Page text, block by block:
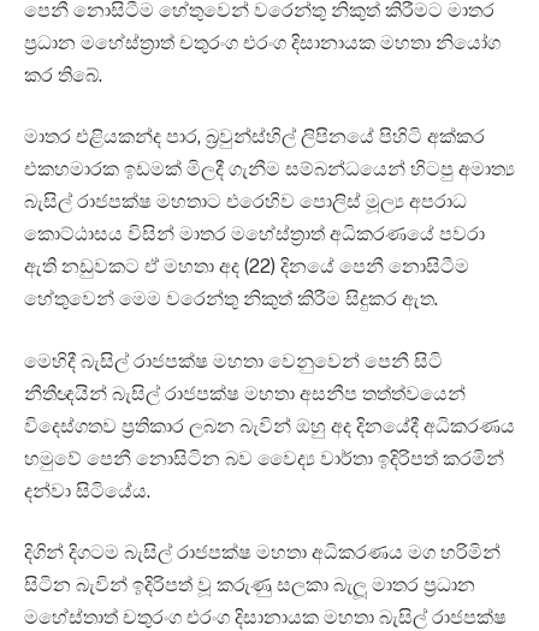
පෙනී නොසිටීම හේතුවෙන් වරෙන්තු නිකුත් කිරීමට මාතර
ප්‍රධාන මහේස්ත්‍රාත් චතුරංග එරංග දිසානායක මහතා නියෝග
කර තිබේ.
මාතර එළියකන්ද පාර, බ්‍රවුන්ස්හිල් ලිපිනයේ පිහිටි අක්කර
එකහමාරක ඉඩමක් මිලදී ගැනීම සම්බන්ධයෙන් හිටපු අමාත්‍ය
බැසිල් රාජපක්ෂ මහතාට එරෙහිව පොලිස් මූල්‍ය අපරාධ
කොට්ඨාසය විසින් මාතර මහේස්ත්‍රාත් අධිකරණයේ පවරා
ඇති නඩුවකට ඒ මහතා අද (22) දිනයේ පෙනී නොසිටීම
හේතුවෙන් මෙම වරෙන්තු නිකුත් කිරීම සිදුකර ඇත.
මෙහිදී බැසිල් රාජපක්ෂ මහතා වෙනුවෙන් පෙනී සිටි
නීතීඥයින් බැසිල් රාජපක්ෂ මහතා අසනීප තත්ත්වයෙන්
විදෙස්ගතව ප්‍රතිකාර ලබන බැවින් ඔහු අද දිනයේදී අධිකරණය
හමුවේ පෙනී නොසිටින බව වෛද්‍ය වාර්තා ඉදිරිපත් කරමින්
දන්වා සිටියේය.
දිගින් දිගටම බැසිල් රාජපක්ෂ මහතා අධිකරණය මග හරිමින්
සිටින බැවින් ඉදිරිපත් වූ කරුණු සලකා බැලූ මාතර ප්‍රධාන
මහේස්තාත් චතුරංග එරංග දිසානායක මහතා බැසිල් රාජපක්ෂ